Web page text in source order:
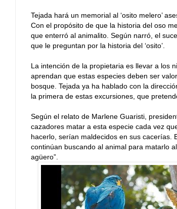
Tejada hará un memorial al ‘osito melero’
Con el propósito de que la historia del oso
que enterró al animalito. Según narró, el
que le preguntan por la historia del ‘osito’.
La intención de la propietaria es llevar a los
aprendan que estas especies deben ser
bosque. Tejada ya ha hablado con la
la primera de estas excursiones, que
Según el relato de Marlene Guaristi,
cazadores matar a esta especie cada vez
hacerlo, serían maldecidos en sus cacerías.
continúan buscando al animal para matarlo
agüero”.